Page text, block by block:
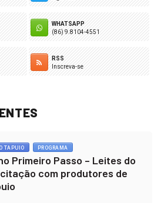
WHATSAPP
(86) 9.8104-4551
RSS
Inscreva-se
TAPUIO PROGRAMA
Primeiro Passo – Leites do
com produtores de